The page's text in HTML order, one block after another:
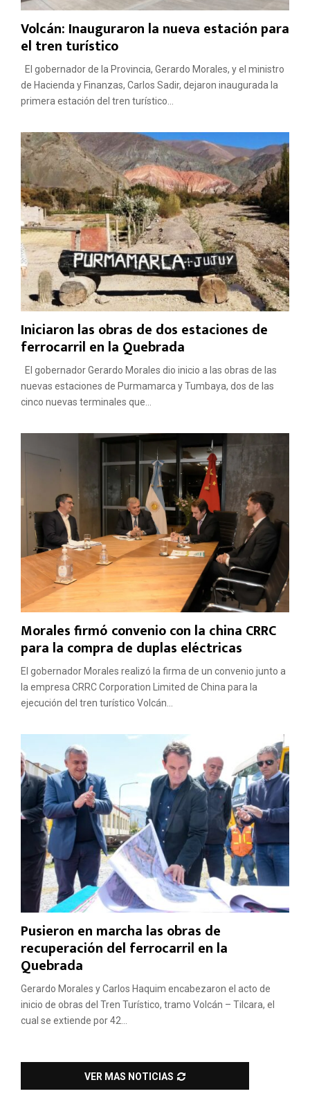
Volcán: Inauguraron la nueva estación para
el tren turístico
El gobernador de la Provincia, Gerardo Morales, y el ministro
de Hacienda y Finanzas, Carlos Sadir, dejaron inaugurada la
primera estación del tren turístico...
Iniciaron las obras de dos estaciones de
ferrocarril en la Quebrada
El gobernador Gerardo Morales dio inicio a las obras de las
nuevas estaciones de Purmamarca y Tumbaya, dos de las
cinco nuevas terminales que...
Morales firmó convenio con la china CRRC
para la compra de duplas eléctricas
El gobernador Morales realizó la firma de un convenio junto a
la empresa CRRC Corporation Limited de China para la
ejecución del tren turístico Volcán...
Pusieron en marcha las obras de
recuperación del ferrocarril en la
Quebrada
Gerardo Morales y Carlos Haquim encabezaron el acto de
inicio de obras del Tren Turístico, tramo Volcán – Tilcara, el
cual se extiende por 42...
VER MAS NOTICIAS